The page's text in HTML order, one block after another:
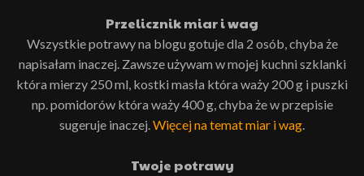
Przelicznik miar i wag
Wszystkie potrawy na blogu gotuje dla 2 osób, chyba że
napisałam inaczej. Zawsze używam w mojej kuchni szklanki
która mierzy 250 ml, kostki masła która waży 200 g i puszki
np. pomidorów która waży 400 g, chyba że w przepisie
sugeruje inaczej. Więcej na temat miar i wag
Twoje potrawy